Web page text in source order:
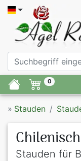
0
» Stauden
Stauden für